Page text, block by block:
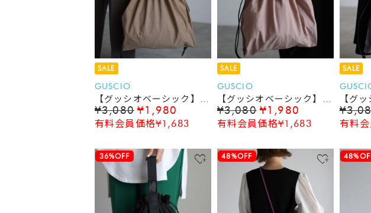
SALE
GUSCIO
【グッシオベーシック】巾
着バッグ エコバッグ マ
ルシェバッグ コンビニバ
¥3,080 ¥1,980
有料会員価格¥1,683
SALE
GUSCIO
【グッシオベーシック】巾
着バッグ エコバッグ マ
ルシェバッグ コンビニバ
¥3,080 ¥1,980
有料会員価格¥1,683
SALE
【グ
着バ
ルシ
有料
36%OFF 48%OFF